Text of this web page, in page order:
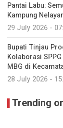
Pantai Labu:
Kampung
29 July 2026 -
Bupati Tinjau
Kolaborasi
MBG di
28 July 2026 -
Trending